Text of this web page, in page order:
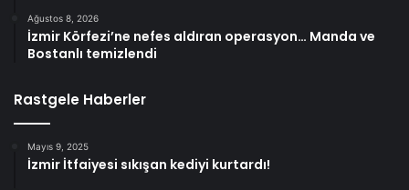
Ağustos 8, 2026
İzmir Körfezi’ne nefes aldıran operasyon… Manda ve
Bostanlı temizlendi
Rastgele Haberler
Mayıs 9, 2025
İzmir İtfaiyesi sıkışan kediyi kurtardı!